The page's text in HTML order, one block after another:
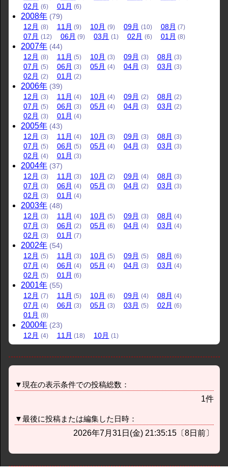
02 月 (6) 01 月 (6)
2008年 (79)
12 月 (8) 11 月 (9) 10月 (9) 09月 (10) 08月 (7)
07 月 (12) 06月 (9) 03 月 (1) 02 月 (6) 01 月 (8)
2007年 (44)
12 月 (8) 11 月 (5) 10月 (3) 09月 (3) 08月 (3)
07 月 (5) 06月 (3) 05月 (4) 04月 (3) 03 月 (3)
02 月 (2) 01 月 (2)
2006年 (39)
12 月 (3) 11 月 (4) 10月 (4) 09月 (2) 08月 (2)
07 月 (5) 06月 (3) 05月 (4) 04月 (3) 03 月 (2)
02 月 (3) 01 月 (4)
2005年 (43)
12 月 (3) 11 月 (4) 10月 (3) 09月 (3) 08月 (3)
07 月 (5) 06月 (5) 05月 (4) 04月 (3) 03 月 (3)
02 月 (4) 01 月 (3)
2004年 (37)
12 月 (3) 11 月 (3) 10月 (2) 09月 (4) 08月 (3)
07 月 (3) 06月 (4) 05月 (3) 04月 (2) 03 月 (3)
02 月 (3) 01 月 (4)
2003年 (48)
12 月 (3) 11 月 (4) 10月 (5) 09月 (3) 08月 (4)
07 月 (3) 06月 (2) 05月 (6) 04月 (4) 03 月 (4)
02 月 (3) 01 月 (7)
2002年 (54)
12 月 (5) 11 月 (3) 10月 (5) 09月 (5) 08月 (6)
07 月 (4) 06月 (4) 05月 (4) 04月 (3) 03 月 (4)
02 月 (5) 01 月 (6)
2001年 (55)
12 月 (7) 11 月 (5) 10月 (6) 09月 (4) 08月 (4)
07 月 (4) 06月 (3) 05月 (3) 03 月 (5) 02 月 (6)
01 月 (8)
2000年 (23)
12 月 (4) 11 月 (18) 10月 (1)
▼現在の表示条件での投稿総数：
1件
▼最後に投稿または編集した日時：
2026年7月31日(金) 21:35:15〔8日前〕